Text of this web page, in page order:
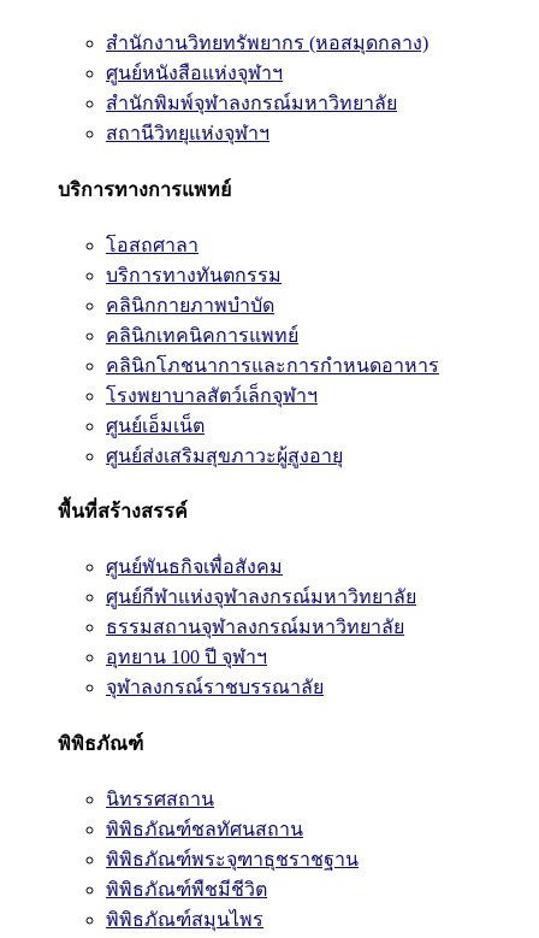
สำนักงานวิทยทรัพยากร (หอสมุดกลาง)
ศูนย์หนังสือแห่งจุฬาฯ
สำนักพิมพ์จุฬาลงกรณ์มหาวิทยาลัย
สถานีวิทยุแห่งจุฬาฯ
บริการทางการแพทย์
โอสถศาลา
บริการทางทันตกรรม
คลินิกกายภาพบำบัด
คลินิกเทคนิคการแพทย์
คลินิกโภชนาการและการกำหนดอาหาร
โรงพยาบาลสัตว์เล็กจุฬาฯ
ศูนย์เอ็มเน็ต
ศูนย์ส่งเสริมสุขภาวะผู้สูงอายุ
พื้นที่สร้างสรรค์
ศูนย์พันธกิจเพื่อสังคม
ศูนย์กีฬาแห่งจุฬาลงกรณ์มหาวิทยาลัย
ธรรมสถานจุฬาลงกรณ์มหาวิทยาลัย
อุทยาน 100 ปี จุฬาฯ
จุฬาลงกรณ์ราชบรรณาลัย
พิพิธภัณฑ์
นิทรรศสถาน
พิพิธภัณฑ์ชลทัศนสถาน
พิพิธภัณฑ์พระจุฑาธุชราชฐาน
พิพิธภัณฑ์พืชมีชีวิต
พิพิธภัณฑ์สมุนไพร